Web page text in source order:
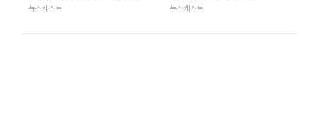
뉴스캐스트 뉴스캐스트